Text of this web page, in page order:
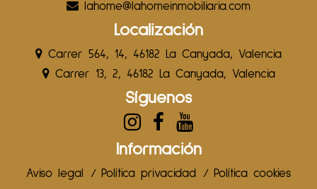
lahome@lahomeinmobiliaria.com
Localización
Carrer 564, 14, 46182 La Canyada, Valencia
Carrer 13, 2, 46182 La Canyada, Valencia
Síguenos
Información
Aviso legal / Política privacidad / Política cookies